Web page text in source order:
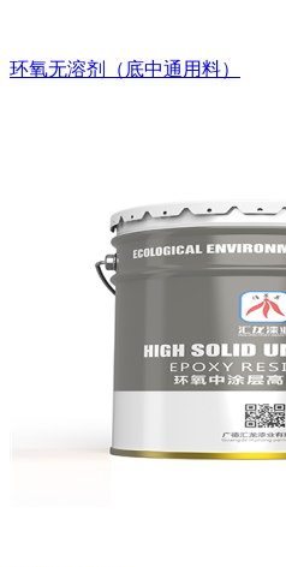
环氧无溶剂（底中通用料）